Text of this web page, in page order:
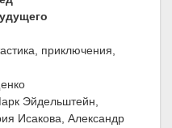
приключения,
Эйдельштейн,
Исакова, Александр